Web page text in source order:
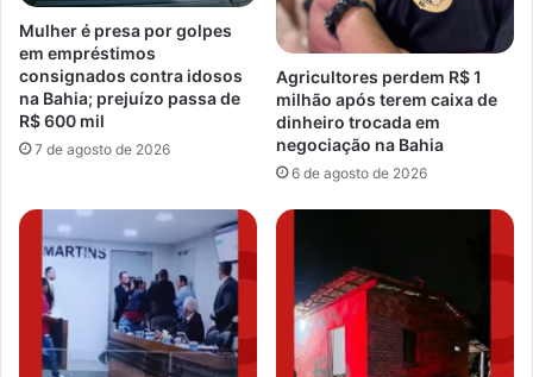
Mulher é presa por golpes
em empréstimos
consignados contra idosos
na Bahia; prejuízo passa de
R$ 600 mil
7 de agosto de 2026
Agricultores perdem R$ 1
milhão após terem caixa de
dinheiro trocada em
negociação na Bahia
6 de agosto de 2026